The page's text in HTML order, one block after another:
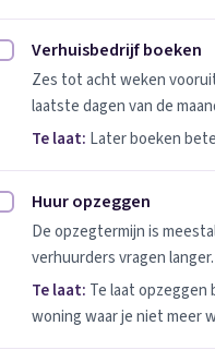
Verhuisbedrijf boeken
Verhuisbedrijf boeken
Zes tot acht weken
laatste dagen van de
Te laat: Later boeken
Huur opzeggen afvinken
Huur opzeggen
De opzegtermijn is
verhuurders vragen langer.
Te laat: Te laat
woning waar je niet meer